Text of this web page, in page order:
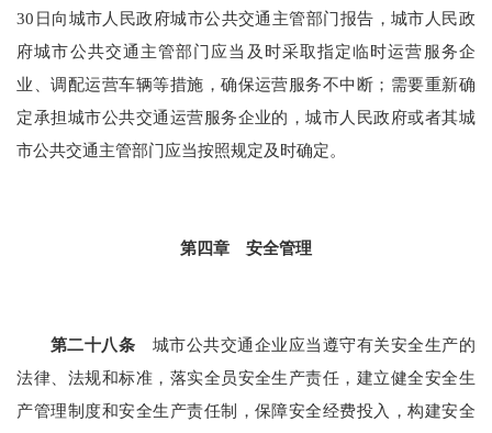
30日向城市人民政府城市公共交通主管部门报告，城市人民政
府城市公共交通主管部门应当及时采取指定临时运营服务企
业、调配运营车辆等措施，确保运营服务不中断；需要重新确
定承担城市公共交通运营服务企业的，城市人民政府或者其城
市公共交通主管部门应当按照规定及时确定。
第四章 安全管理
第二十八条 城市公共交通企业应当遵守有关安全生产的
法律、法规和标准，落实全员安全生产责任，建立健全安全生
产管理制度和安全生产责任制，保障安全经费投入，构建安全